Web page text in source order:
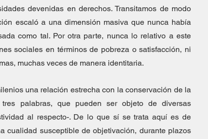
devenidas en derechos. Transitamos de modo
escaló a una dimensión masiva que nunca había
como tal. Por otra parte, nunca lo relativo a este
sociales en términos de pobreza o satisfacción, ni
muchas veces de manera identitaria.
una relación estrecha con la conservación de la
palabras, que pueden ser objeto de diversas
al respecto-. De lo que sí se trata aquí es de
cualidad susceptible de objetivación, durante plazos